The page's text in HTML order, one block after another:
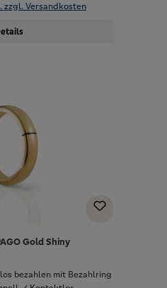
zzgl. Versandkosten
Gold Shiny
bezahlen mit Bezahlring